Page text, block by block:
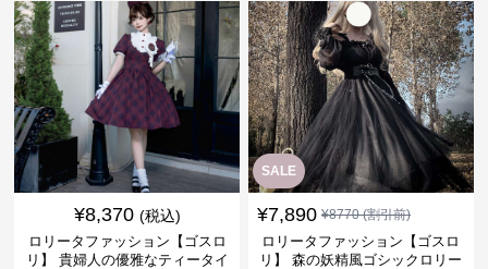
¥8,370 (税込)
ロリータファッション【ゴスロ
リ】 貴婦人の優雅なティータイ
SALE
¥7,890 ¥8770(割引前)
ロリータファッション【ゴスロ
リ】 森の妖精風ゴシックロリー